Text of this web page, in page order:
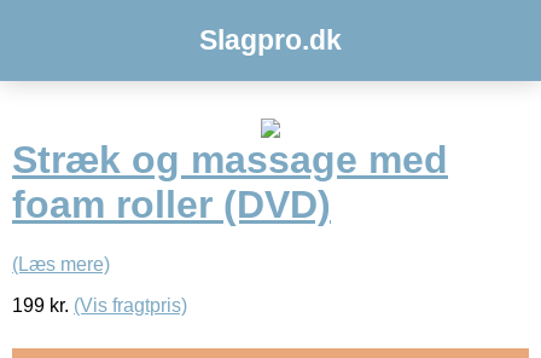
Slagpro.dk
Stræk og massage med
foam roller (DVD)
(Læs mere)
199 kr. (Vis fragtpris)